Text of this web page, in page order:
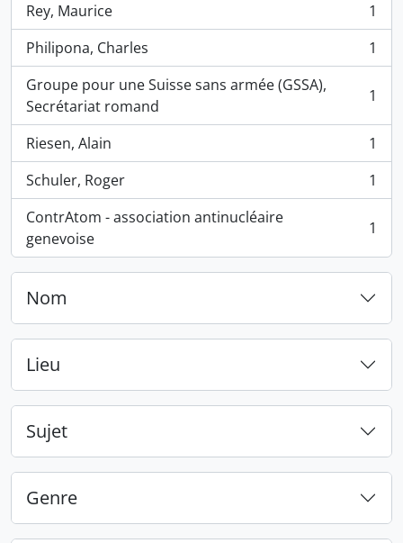
Rey, Maurice
, 1 résultats
1
Philipona, Charles
, 1 résultats
1
Groupe pour une Suisse sans armée (GSSA),
Secrétariat romand
, 1 résultats 1
Riesen, Alain
, 1 résultats
1
Schuler, Roger
, 1 résultats
1
ContrAtom - association antinucléaire
genevoise
, 1 résultats 1
Nom
Lieu
Sujet
Genre